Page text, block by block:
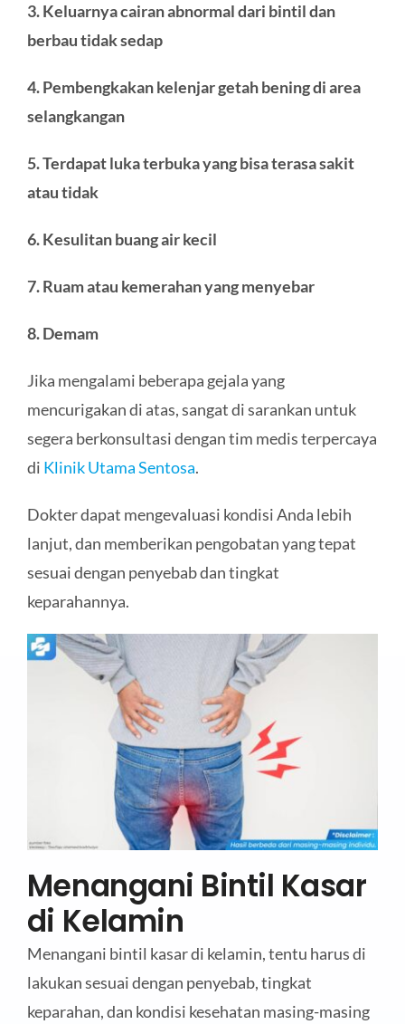
3. Keluarnya cairan abnormal dari bintil dan
berbau tidak sedap
4. Pembengkakan kelenjar getah bening di area
selangkangan
5. Terdapat luka terbuka yang bisa terasa sakit
atau tidak
6. Kesulitan buang air kecil
7. Ruam atau kemerahan yang menyebar
8. Demam
Jika mengalami beberapa gejala yang
mencurigakan di atas, sangat di sarankan untuk
segera berkonsultasi dengan tim medis terpercaya
di Klinik Utama Sentosa.
Dokter dapat mengevaluasi kondisi Anda lebih
lanjut, dan memberikan pengobatan yang tepat
sesuai dengan penyebab dan tingkat
keparahannya.
Menangani Bintil Kasar
di Kelamin
Menangani bintil kasar di kelamin, tentu harus di
lakukan sesuai dengan penyebab, tingkat
keparahan, dan kondisi kesehatan masing-masing